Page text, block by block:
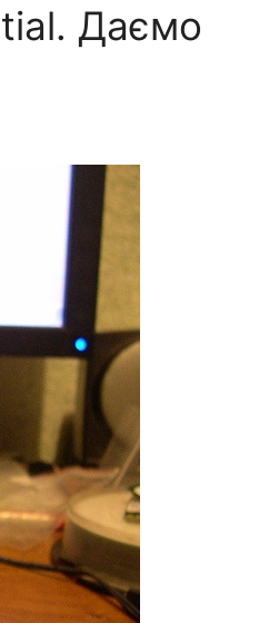
Даємо